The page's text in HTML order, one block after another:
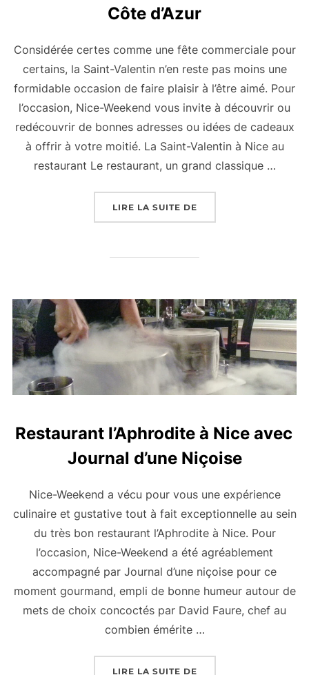
Côte d’Azur
Considérée certes comme une fête commerciale pour
certains, la Saint-Valentin n’en reste pas moins une
formidable occasion de faire plaisir à l’être aimé. Pour
l’occasion, Nice-Weekend vous invite à découvrir ou
redécouvrir de bonnes adresses ou idées de cadeaux
à offrir à votre moitié. La Saint-Valentin à Nice au
restaurant Le restaurant, un grand classique …
LIRE LA SUITE DE« LA SAINT-VALENTIN
Restaurant l’Aphrodite à Nice avec
Journal d’une Niçoise
Nice-Weekend a vécu pour vous une expérience
culinaire et gustative tout à fait exceptionnelle au sein
du très bon restaurant l’Aphrodite à Nice. Pour
l’occasion, Nice-Weekend a été agréablement
accompagné par Journal d’une niçoise pour ce
moment gourmand, empli de bonne humeur autour de
mets de choix concoctés par David Faure, chef au
combien émérite …
LIRE LA SUITE DE« RESTAURANT